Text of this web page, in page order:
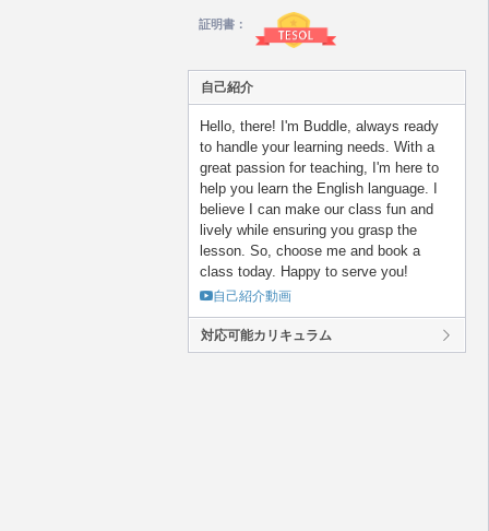
証明書：
自己紹介
Hello, there! I'm Buddle, always ready
to handle your learning needs. With a
great passion for teaching, I'm here to
help you learn the English language. I
believe I can make our class fun and
lively while ensuring you grasp the
lesson. So, choose me and book a
class today. Happy to serve you!
自己紹介動画
対応可能カリキュラム